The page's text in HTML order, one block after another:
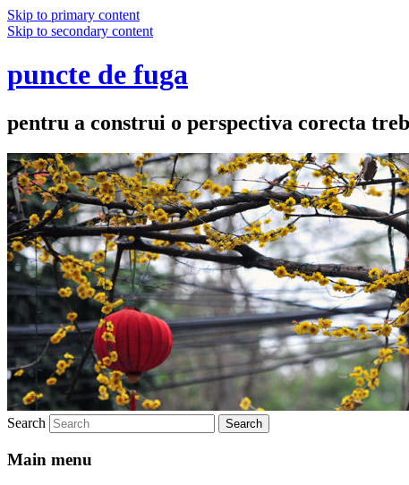
Skip to primary content
Skip to secondary content
puncte de fuga
pentru a construi o perspectiva corecta
Search
Main menu